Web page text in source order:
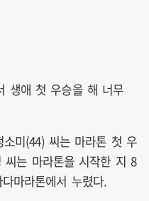
생애 첫 우승을 해 너무
미(44) 씨는 마라톤 첫 우
씨는 마라톤을 시작한 지 8
마라톤에서 누렸다.